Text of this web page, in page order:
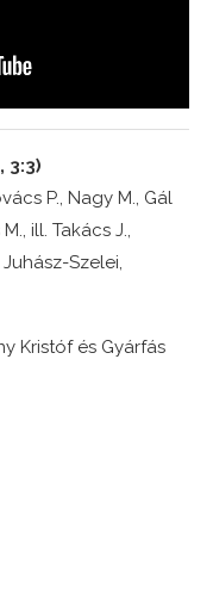
3:3)
P., Nagy M., Gál
ill. Takács J.,
Szelei,
Kristóf és Gyárfás